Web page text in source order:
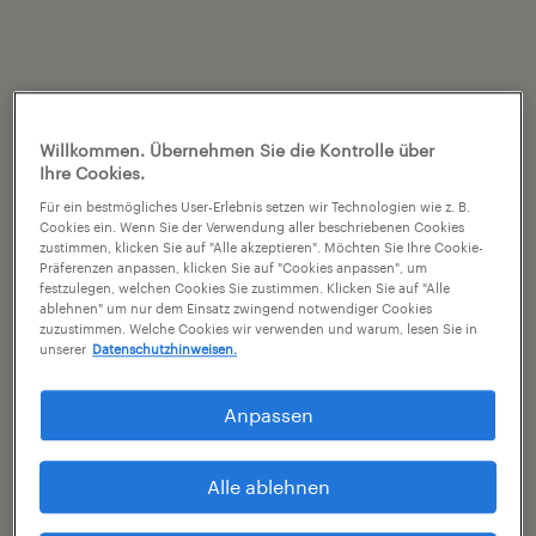
Willkommen. Übernehmen Sie die Kontrolle über
Ihre Cookies.
Für ein bestmögliches User-Erlebnis setzen wir Technologien wie z. B.
Cookies ein. Wenn Sie der Verwendung aller beschriebenen Cookies
zustimmen, klicken Sie auf "Alle akzeptieren". Möchten Sie Ihre Cookie-
Präferenzen anpassen, klicken Sie auf "Cookies anpassen", um
festzulegen, welchen Cookies Sie zustimmen. Klicken Sie auf "Alle
ablehnen" um nur dem Einsatz zwingend notwendiger Cookies
zuzustimmen. Welche Cookies wir verwenden und warum, lesen Sie in
unserer Datenschutzhinweisen.
Anpassen
Alle ablehnen